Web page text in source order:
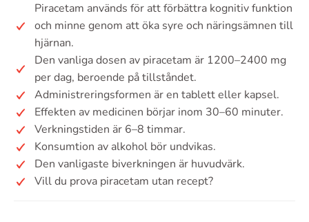
Piracetam används för att förbättra kognitiv funktion
och minne genom att öka syre och näringsämnen till
hjärnan.
Den vanliga dosen av piracetam är 1200–2400 mg
per dag, beroende på tillståndet.
Administreringsformen är en tablett eller kapsel.
Effekten av medicinen börjar inom 30–60 minuter.
Verkningstiden är 6–8 timmar.
Konsumtion av alkohol bör undvikas.
Den vanligaste biverkningen är huvudvärk.
Vill du prova piracetam utan recept?